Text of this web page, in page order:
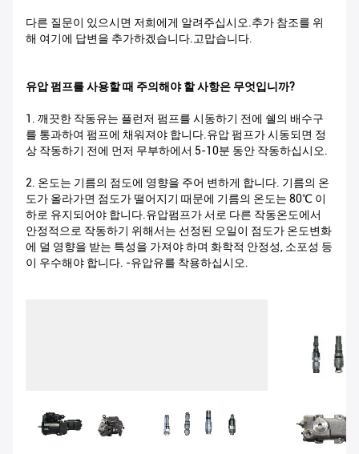
다른 질문이 있으시면 저희에게 알려주십시오.추가 참조를 위
해 여기에 답변을 추가하겠습니다.고맙습니다.
유압 펌프를 사용할 때 주의해야 할 사항은 무엇입니까?
1. 깨끗한 작동유는 플런저 펌프를 시동하기 전에 쉘의 배수구
를 통과하여 펌프에 채워져야 합니다.유압 펌프가 시동되면 정
상 작동하기 전에 먼저 무부하에서 5-10분 동안 작동하십시오.
2. 온도는 기름의 점도에 영향을 주어 변하게 합니다. 기름의 온
도가 올라가면 점도가 떨어지기 때문에 기름의 온도는 80℃ 이
하로 유지되어야 합니다.유압펌프가 서로 다른 작동온도에서
안정적으로 작동하기 위해서는 선정된 오일이 점도가 온도변화
에 덜 영향을 받는 특성을 가져야 하며 화학적 안정성, 소포성 등
이 우수해야 합니다. -유압유를 착용하십시오.